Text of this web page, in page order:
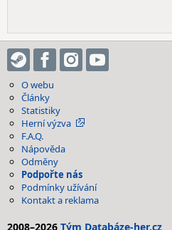
O webu
Články
Statistiky
Herní výzva
F.A.Q.
Nápověda
Odměny
Podpořte nás
Podmínky užívání
Kontakt a reklama
2008–2026 Tým Databáze-her.cz